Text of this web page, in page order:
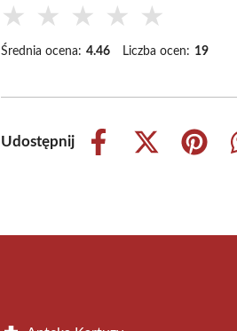
★ ★ ★ ★ ★
Średnia ocena: 4.46 Liczba ocen: 19
Udostępnij
Share
Share
Share